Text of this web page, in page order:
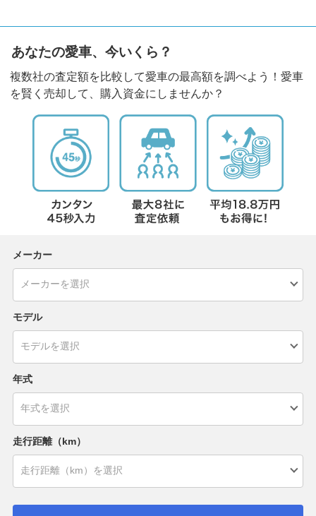
あなたの愛車、今いくら？
複数社の査定額を比較して愛車の最高額を調べよう！愛車
を賢く売却して、購入資金にしませんか？
メーカー
モデル
年式
走行距離（km）